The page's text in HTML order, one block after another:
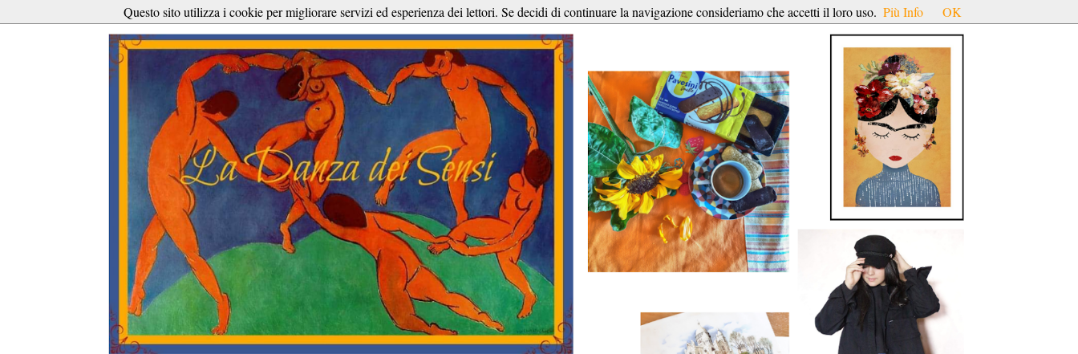
Questo sito utilizza i cookie per migliorare servizi ed esperienza dei lettori. Se decidi di continuare la navigazione consideriamo che accetti il loro uso. Più Info OK